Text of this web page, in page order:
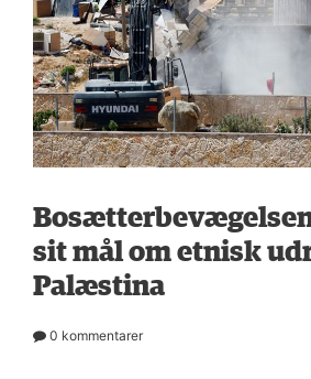
sit mål om etnisk
Palæstina
0 kommentarer